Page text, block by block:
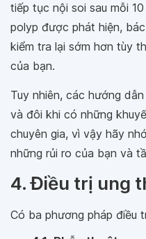
tiếp tục nội soi sau mỗi
polyp được phát hiện,
kiểm tra lại sớm hơn tùy
của bạn.
Tuy nhiên, các hướng
và đôi khi có những
chuyên gia, vì vậy hãy
những rủi ro của bạn và
4. Điều trị ung
Có ba phương pháp điều